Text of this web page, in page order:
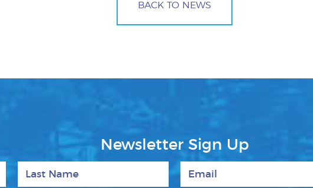
BACK TO NEWS
Newsletter Sign Up